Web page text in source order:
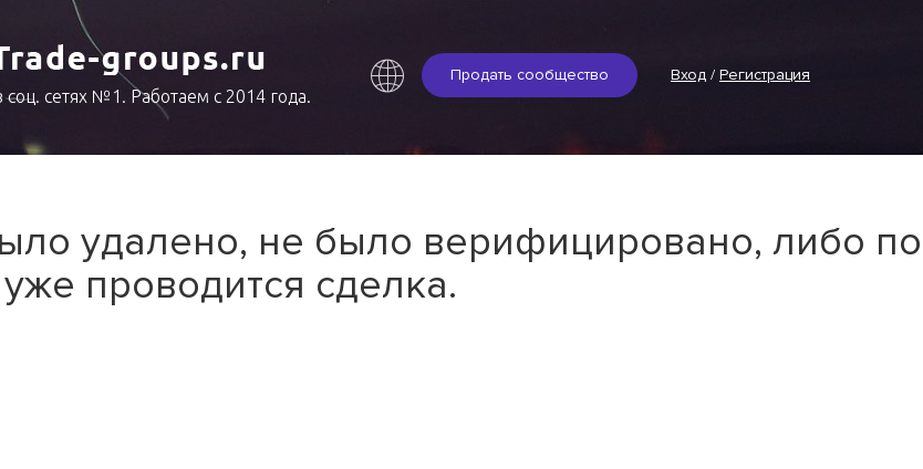
Продать сообщество Вход / Регистрация
сетях №1. Работаем с 2014 года.
удалено, не было верифицировано, либо по
проводится сделка.